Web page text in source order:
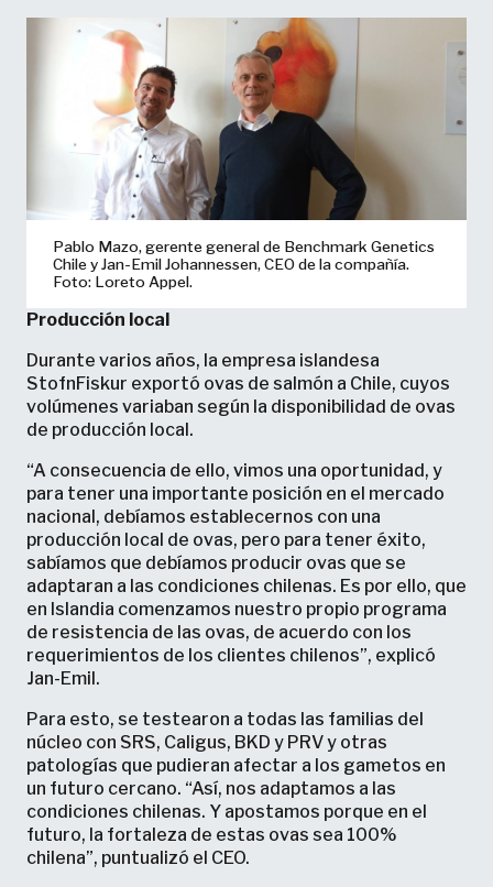
Pablo Mazo, gerente general de Benchmark Genetics
Chile y Jan-Emil Johannessen, CEO de la compañía.
Foto: Loreto Appel.
Producción local
Durante varios años, la empresa islandesa
StofnFiskur exportó ovas de salmón a Chile, cuyos
volúmenes variaban según la disponibilidad de ovas
de producción local.
“A consecuencia de ello, vimos una oportunidad, y
para tener una importante posición en el mercado
nacional, debíamos establecernos con una
producción local de ovas, pero para tener éxito,
sabíamos que debíamos producir ovas que se
adaptaran a las condiciones chilenas. Es por ello, que
en Islandia comenzamos nuestro propio programa
de resistencia de las ovas, de acuerdo con los
requerimientos de los clientes chilenos”, explicó
Jan-Emil.
Para esto, se testearon a todas las familias del
núcleo con SRS, Caligus, BKD y PRV y otras
patologías que pudieran afectar a los gametos en
un futuro cercano. “Así, nos adaptamos a las
condiciones chilenas. Y apostamos porque en el
futuro, la fortaleza de estas ovas sea 100%
chilena”, puntualizó el CEO.